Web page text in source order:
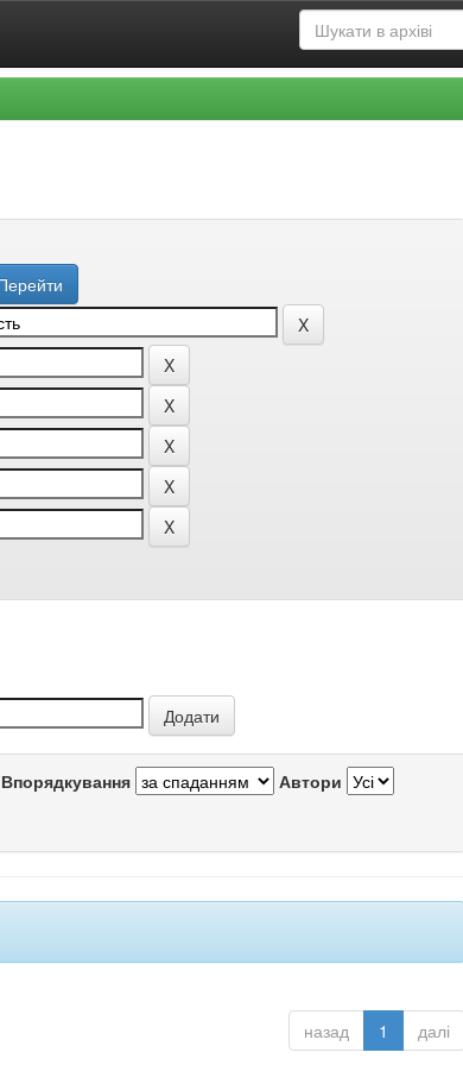
Впорядкування Автори
назад 1 далі